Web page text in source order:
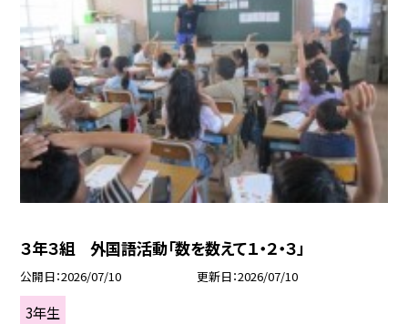
３年３組 外国語活動「数を数えて１・２・３」
公開日 2026/07/10 更新日 2026/07/10
3年生